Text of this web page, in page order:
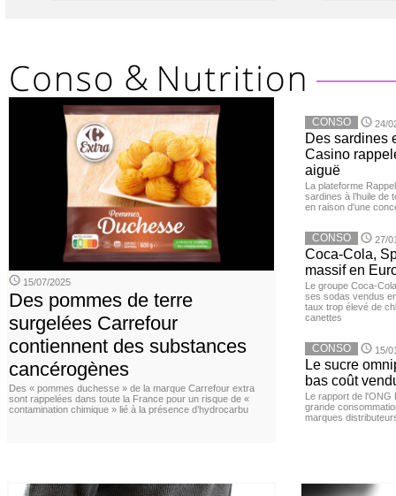
15/07/2025
Des pommes de terre
surgelées Carrefour
contiennent des substances
cancérogènes
Des « pommes duchesse » de la marque Carrefour extra
sont rappelées dans toute la France pour un risque de «
contamination chimique » lié à la présence d’hydrocarbu
CONSO 24/
Des sardines
Casino
aiguë
La plateforme
sardines à l’huile de
en raison d'une
CONSO 27/
Coca-Cola,
massif en
Le groupe Coca-
ses sodas vendus
taux trop élevé de
canettes
CONSO 15/
Le sucre
bas coût
Le rapport de l'ONG
grande
marques